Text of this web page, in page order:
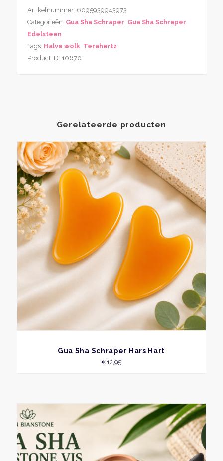
Artikelnummer: 6095939943973
Categorieën: Gua Sha Schraper Gua Sha Schraper
Edelsteen
Tags: Halve wolk Terahertz
Product ID: 10670
Gerelateerde producten
BEKIJK
Gua Sha Schraper Hars Hart
€12,95